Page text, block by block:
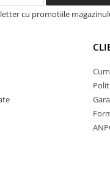
cu promotiile